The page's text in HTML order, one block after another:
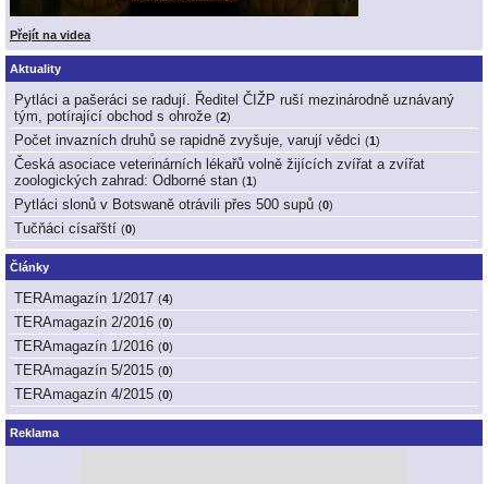
Přejít na videa
Aktuality
Pytláci a pašeráci se radují. Ředitel ČIŽP ruší mezinárodně uznávaný
tým, potírající obchod s ohrože (2)
Počet invazních druhů se rapidně zvyšuje, varují vědci (1 )
Česká asociace veterinárních lékařů volně žijících zvířat a zvířat
zoologických zahrad: Odborné stan (1 )
Pytláci slonů v Botswaně otrávili přes 500 supů (0)
Tučňáci císařští (0)
Články
TERAmagazín 1/2017 (4)
TERAmagazín 2/2016 (0)
TERAmagazín 1/2016 (0)
TERAmagazín 5/2015 (0)
TERAmagazín 4/2015 (0)
Reklama